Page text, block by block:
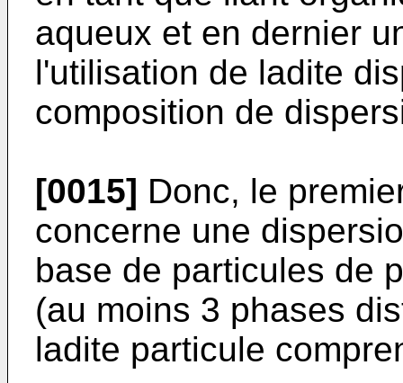
aqueux et en dernier
l'utilisation de ladite
composition de
[0015] Donc, le
concerne une
base de particules de
(au moins 3 phases
ladite particule